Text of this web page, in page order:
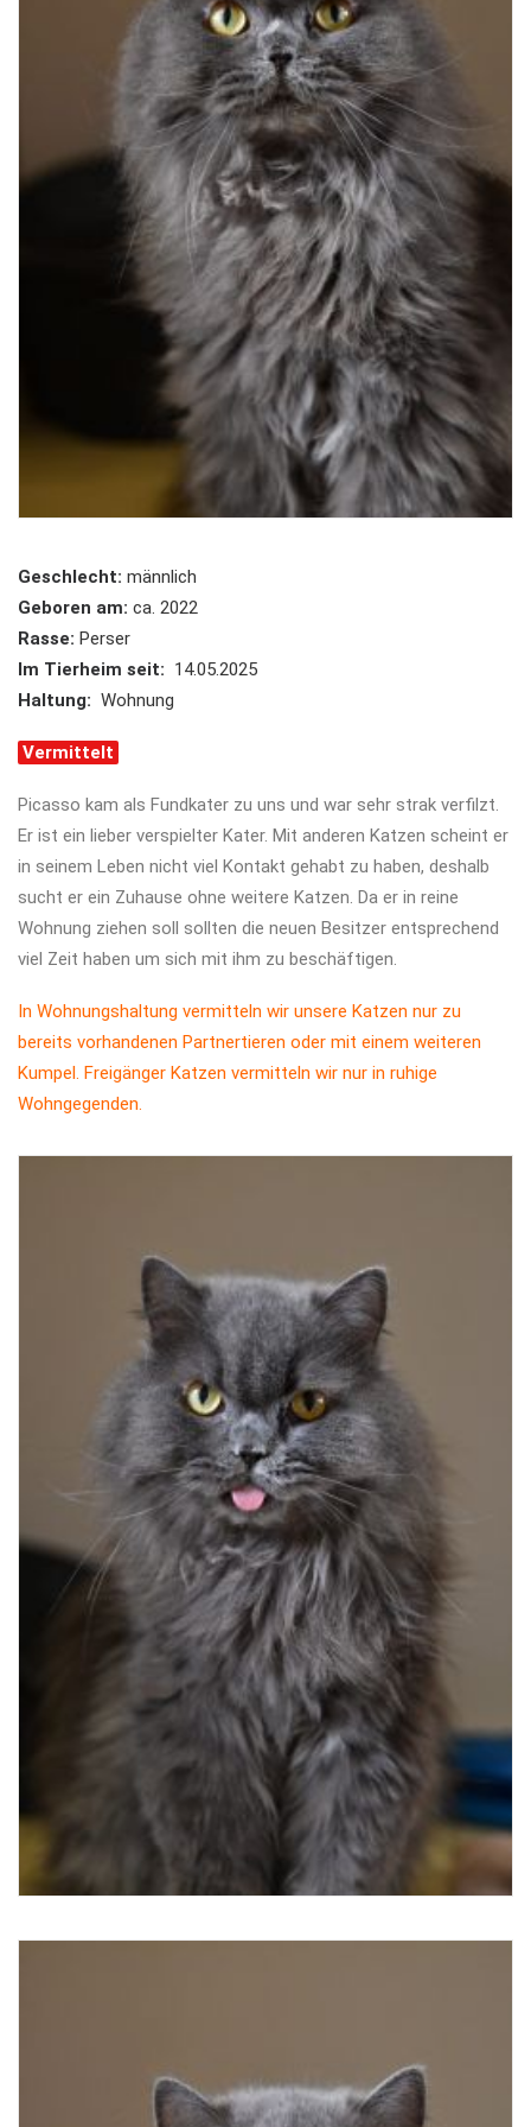
Geschlecht: männlich
Geboren am: ca. 2022
Rasse: Perser
Im Tierheim seit: 14.05.2025
Haltung: Wohnung
Vermittelt
Picasso kam als Fundkater zu uns und war sehr strak verfilzt.
Er ist ein lieber verspielter Kater. Mit anderen Katzen scheint er
in seinem Leben nicht viel Kontakt gehabt zu haben, deshalb
sucht er ein Zuhause ohne weitere Katzen. Da er in reine
Wohnung ziehen soll sollten die neuen Besitzer entsprechend
viel Zeit haben um sich mit ihm zu beschäftigen.
In Wohnungshaltung vermitteln wir unsere Katzen nur zu
bereits vorhandenen Partnertieren oder mit einem weiteren
Kumpel. Freigänger Katzen vermitteln wir nur in ruhige
Wohngegenden.